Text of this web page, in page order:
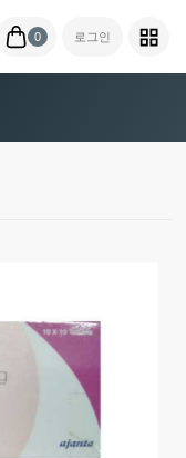
0 로그인